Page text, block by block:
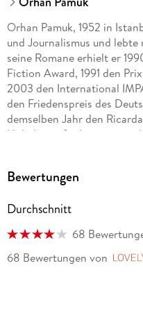
Orhan Pamuk, 1952 in
und Journalismus und lebte
seine Romane erhielt er
Fiction Award, 1991 den
2003 den International
den Friedenspreis des
demselben Jahr den
Nobelpreis für Literatur
Bewertungen
Durchschnitt
68
68 Bewertungen von